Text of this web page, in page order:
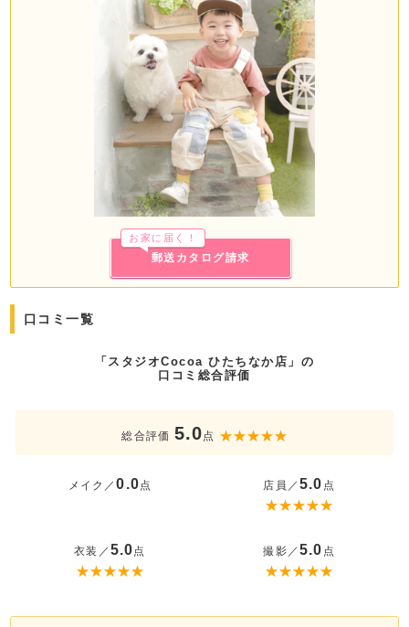
郵送カタログ請求
お家に届く！
口コミ一覧
「スタジオCocoa ひたちなか店」の
口コミ総合評価
総合評価 5.0点
メイク／0.0 点 店員／ 5.0 点
衣装／ 5.0点 撮影／ 5.0 点